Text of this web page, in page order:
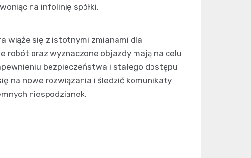
na infolinię spółki.
wiąże się z istotnymi zmianami dla
robót oraz wyznaczone objazdy mają na celu
bezpieczeństwa i stałego dostępu
na nowe rozwiązania i śledzić komunikaty
niespodzianek.